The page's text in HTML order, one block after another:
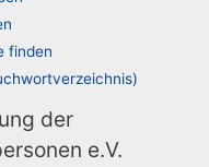
finden
der
e.V.